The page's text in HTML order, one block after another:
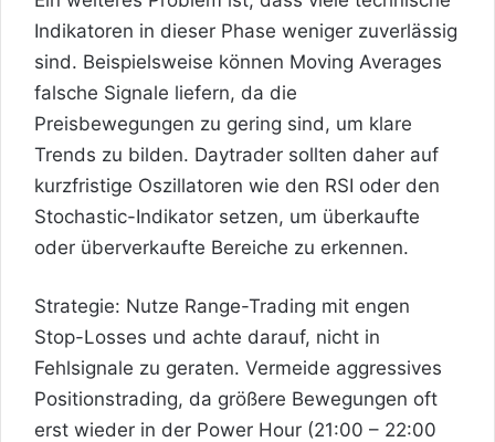
Indikatoren in dieser Phase weniger zuverlässig
sind. Beispielsweise können Moving Averages
falsche Signale liefern, da die
Preisbewegungen zu gering sind, um klare
Trends zu bilden. Daytrader sollten daher auf
kurzfristige Oszillatoren wie den RSI oder den
Stochastic-Indikator setzen, um überkaufte
oder überverkaufte Bereiche zu erkennen.
Strategie: Nutze Range-Trading mit engen
Stop-Losses und achte darauf, nicht in
Fehlsignale zu geraten. Vermeide aggressives
Positionstrading, da größere Bewegungen oft
erst wieder in der Power Hour (21:00 – 22:00